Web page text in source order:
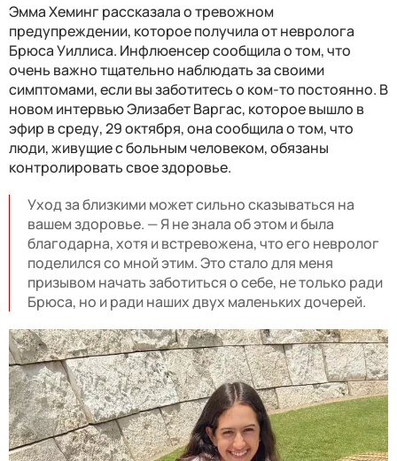
Эмма Хеминг рассказала о тревожном
предупреждении, которое получила от невролога
Брюса Уиллиса. Инфлюенсер сообщила о том, что
очень важно тщательно наблюдать за своими
симптомами, если вы заботитесь о ком-то постоянно. В
новом интервью Элизабет Варгас, которое вышло в
эфир в среду, 29 октября, она сообщила о том, что
люди, живущие с больным человеком, обязаны
контролировать свое здоровье.
Уход за близкими может сильно сказываться на
вашем здоровье. — Я не знала об этом и была
благодарна, хотя и встревожена, что его невролог
поделился со мной этим. Это стало для меня
призывом начать заботиться о себе, не только ради
Брюса, но и ради наших двух маленьких дочерей.